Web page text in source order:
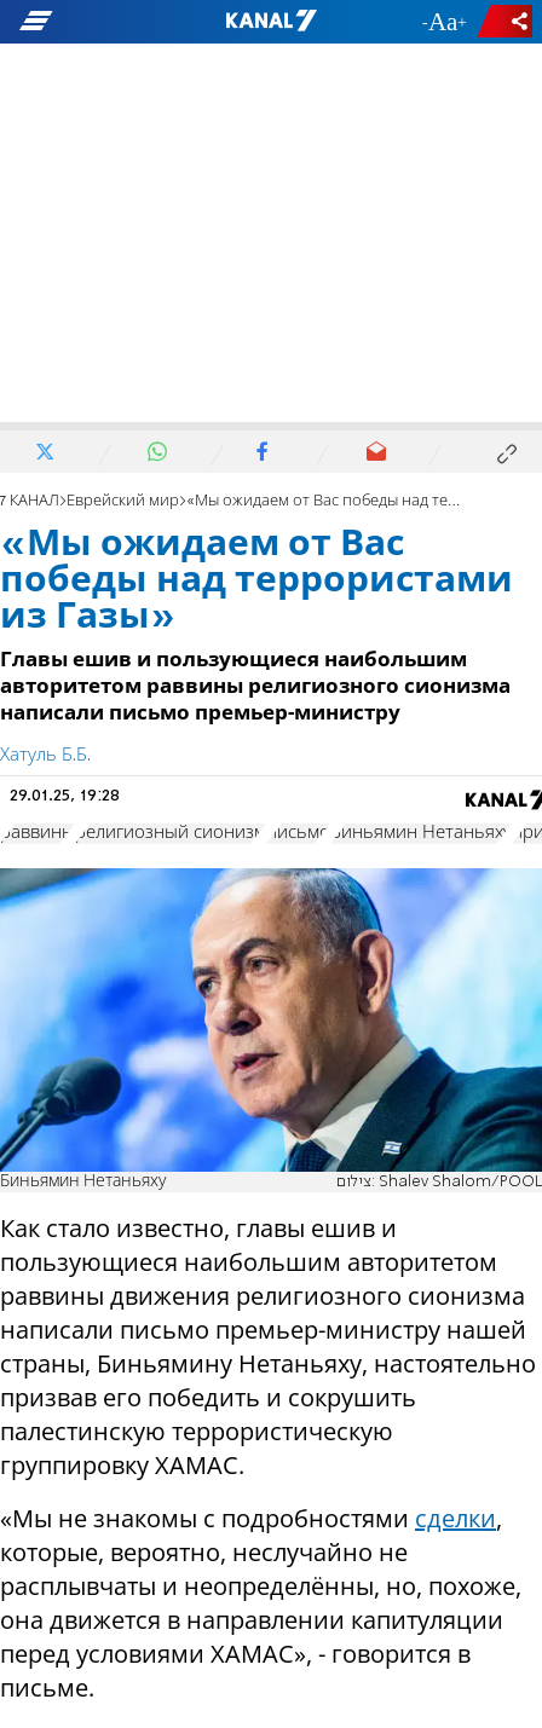
- +
7 КАНАЛ Еврейский мир «Мы ожидаем от Вас победы над террористами из Газы»
«Мы ожидаем от Вас
победы над террористами
из Газы»
Главы ешив и пользующиеся наибольшим
авторитетом раввины религиозного сионизма
написали письмо премьер-министру
Хатуль Б.Б.
29.01.25, 19:28
раввины религиозный сионизм письмо Биньямин Нетаньяху
Биньямин Нетаньяху צילום: Shalev Shalom/POOL
Как стало известно, главы ешив и
пользующиеся наибольшим авторитетом
раввины движения религиозного сионизма
написали письмо премьер-министру нашей
страны, Биньямину Нетаньяху, настоятельно
призвав его победить и сокрушить
палестинскую террористическую
группировку ХАМАС.
«Мы не знакомы с подробностями сделки,
которые, вероятно, неслучайно не
расплывчаты и неопределённы, но, похоже,
она движется в направлении капитуляции
перед условиями ХАМАС», - говорится в
письме.